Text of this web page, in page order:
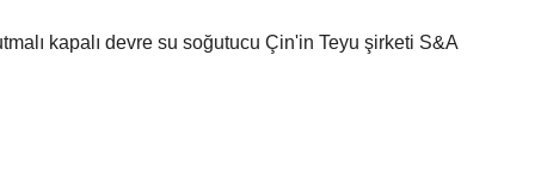
kapalı devre su soğutucu Çin'in Teyu şirketi S&A